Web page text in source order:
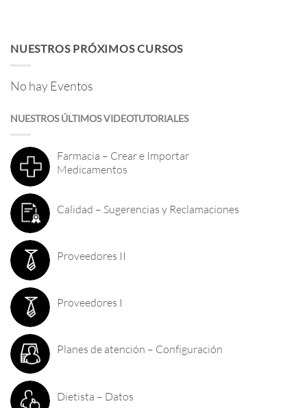
NUESTROS PRÓXIMOS CURSOS
No hay Eventos
NUESTROS ÚLTIMOS VIDEOTUTORIALES
Farmacia – Crear e Importar
Medicamentos
Calidad – Sugerencias y Reclamaciones
Proveedores II
Proveedores I
Planes de atención – Configuración
Dietista – Datos